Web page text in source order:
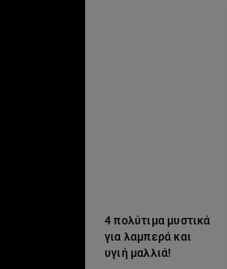
4 πολύτιμα μυστικά
για λαμπερά και
υγιή μαλλιά!